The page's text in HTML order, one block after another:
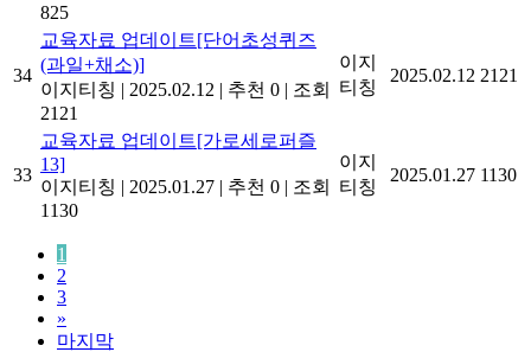
825
34
교육자료 업데이트[단어초성퀴즈
(과일+채소)]
이지티칭 | 2025.02.12 | 추천 0 | 조회
2121
이지
티칭
2025.02.12 2121
33
교육자료 업데이트[가로세로퍼즐
13]
이지티칭 | 2025.01.27 | 추천 0 | 조회
1130
이지
티칭
2025.01.27 1130
1
2
3
»
마지막